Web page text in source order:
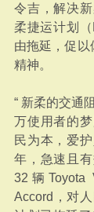
令吉，解决
柔捷运计划
由拖延，促以
精神。
“ 新柔的交通
万使用者的
民为本，爱
年，急速且
32辆Toyota
Accord，对